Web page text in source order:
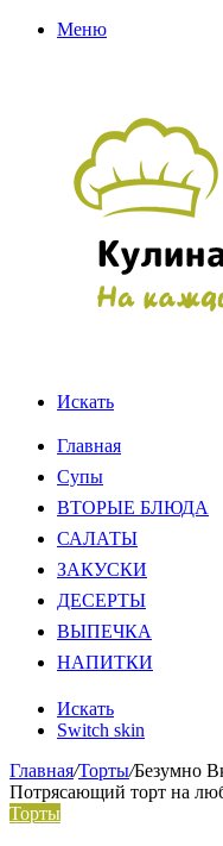
Меню
Искать
Главная
Супы
ВТОРЫЕ БЛЮДА
САЛАТЫ
ЗАКУСКИ
ДЕСЕРТЫ
ВЫПЕЧКА
НАПИТКИ
Искать
Switch skin
Главная/Торты/Безумно
Потрясающий торт на
Торты